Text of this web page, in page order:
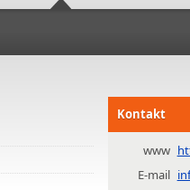
Kontakt
www
E-mail